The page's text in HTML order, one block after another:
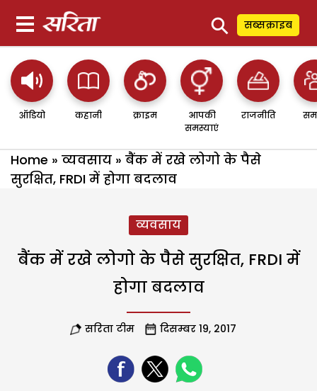
⚲ सब्सक्राइब
ऑडियो कहानी क्राइम
आपकी
समस्याएं
राजनीति
Home » व्यवसाय » बैंक में रखे लोगो के पैसे
सुरक्षित, FRDI में होगा बदलाव
व्यवसाय
बैंक में रखे लोगो के पैसे सुरक्षित, FRDI में
होगा बदलाव
सरिता टीम दिसम्बर 19, 2017